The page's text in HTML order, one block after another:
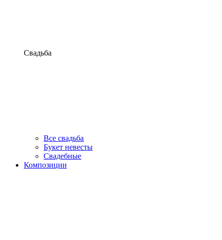
Свадьба
Все свадьба
Букет невесты
Свадебные
Композиции